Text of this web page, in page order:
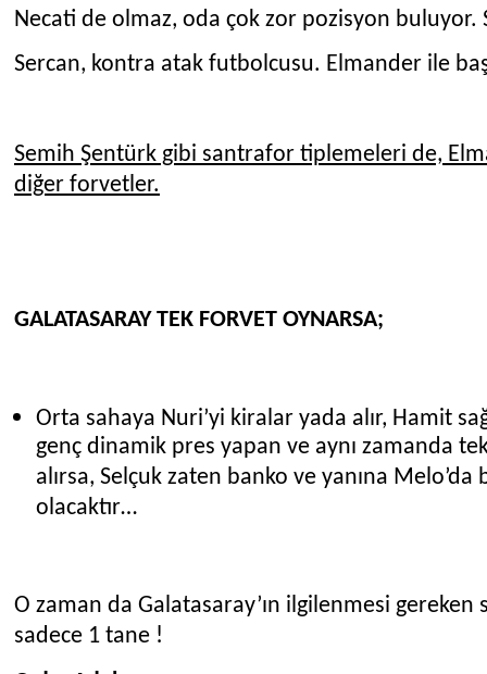
Necati de olmaz, oda çok zor pozisyon buluyor.
Sercan, kontra atak futbolcusu. Elmander ile
Semih Şentürk gibi santrafor tiplemeleri de,
diğer forvetler.
GALATASARAY TEK FORVET OYNARSA;
Orta sahaya Nuri’yi kiralar yada alır, Hamit
genç dinamik pres yapan ve aynı zamanda
alırsa, Selçuk zaten banko ve yanına
olacaktır…
O zaman da Galatasaray’ın ilgilenmesi
sadece 1 tane !